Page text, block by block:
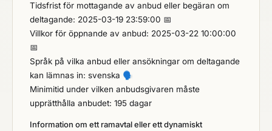
Tidsfrist för mottagande av anbud eller begäran om
deltagande: 2025-03-19 23:59:00 📅
Villkor för öppnande av anbud: 2025-03-22 10:00:00
📅
Språk på vilka anbud eller ansökningar om deltagande
kan lämnas in: svenska 🗣️
Minimitid under vilken anbudsgivaren måste
upprätthålla anbudet: 195 dagar
Information om ett ramavtal eller ett dynamiskt